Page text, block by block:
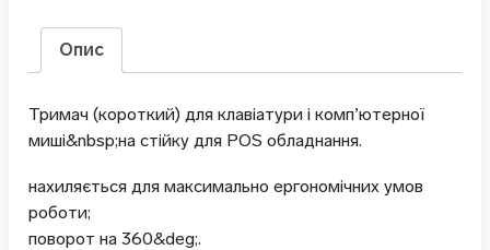
Опис
Тримач (короткий) для клавіатури і комп’ютерної
миші&nbsp;на стійку для POS обладнання.
нахиляється для максимально ергономічних умов
роботи;
поворот на 360&deg;.